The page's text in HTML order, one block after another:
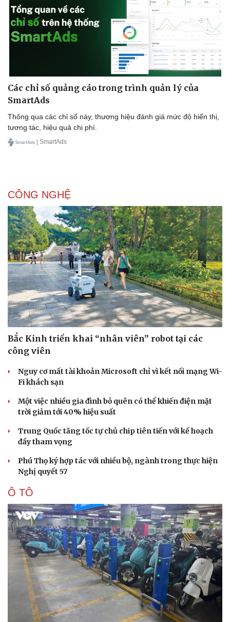
Sức khỏe
Dinh dưỡng - món ngon
Đời sống
Nhà đẹp
Các chỉ số quảng cáo trong trình quản lý của
SmartAds
Thông qua các chỉ số này, thương hiệu đánh giá mức độ hiển thị,
tương tác, hiệu quả chi phí.
| SmartAds
CÔNG NGHỆ
Bắc Kinh triển khai “nhân viên” robot tại các
công viên
Nguy cơ mất tài khoản Microsoft chỉ vì kết nối mạng Wi-
Fi khách sạn
Một việc nhiều gia đình bỏ quên có thể khiến điện mặt
trời giảm tới 40% hiệu suất
Trung Quốc tăng tốc tự chủ chip tiên tiến với kế hoạch
đầy tham vọng
Phú Thọ ký hợp tác với nhiều bộ, ngành trong thực hiện
Nghị quyết 57
Ô TÔ